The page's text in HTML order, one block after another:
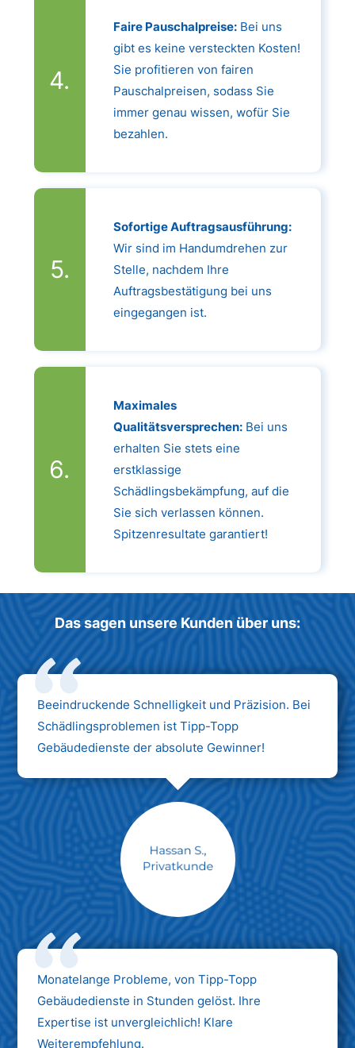
Faire Pauschalpreise:Bei uns
gibt es keine versteckten Kosten!
Sie profitieren von fairen
Pauschalpreisen, sodass Sie
immer genau wissen, wofür Sie
bezahlen.
Sofortige Auftragsausführung:
Wir sind im Handumdrehen zur
Stelle, nachdem Ihre
Auftragsbestätigung bei uns
eingegangen ist.
Maximales
Qualitätsversprechen:Bei uns
erhalten Sie stets eine
erstklassige
Schädlingsbekämpfung, auf die
Sie sich verlassen können.
Spitzenresultate garantiert!
Das sagen unsere Kunden über uns:
Beeindruckende Schnelligkeit und Präzision. Bei
Schädlingsproblemen ist Tipp-Topp
Gebäudedienste der absolute Gewinner!
Monatelange Probleme, von Tipp-Topp
Gebäudedienste in Stunden gelöst. Ihre
Expertise ist unvergleichlich! Klare
Weiterempfehlung.